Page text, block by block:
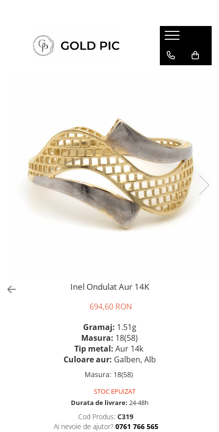
Inel Ondulat Aur 14K
694,60 RON
Gramaj: 1.51g
Masura: 18(58)
Tip metal: Aur 14k
Culoare aur: Galben, Alb
Masura: 18(58)
STOC EPUIZAT
Durata de livrare: 24-48h
Cod Produs: C319
Ai nevoie de ajutor? 0761 766 565